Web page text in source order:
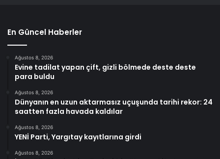
En Güncel Haberler
Ağustos 8, 2026
Evine tadilat yapan çift, gizli bölmede deste deste
para buldu
Ağustos 8, 2026
Dünyanın en uzun aktarmasız uçuşunda tarihi rekor: 24
saatten fazla havada kaldılar
Ağustos 8, 2026
YENİ Parti, Yargıtay kayıtlarına girdi
Ağustos 8, 2026